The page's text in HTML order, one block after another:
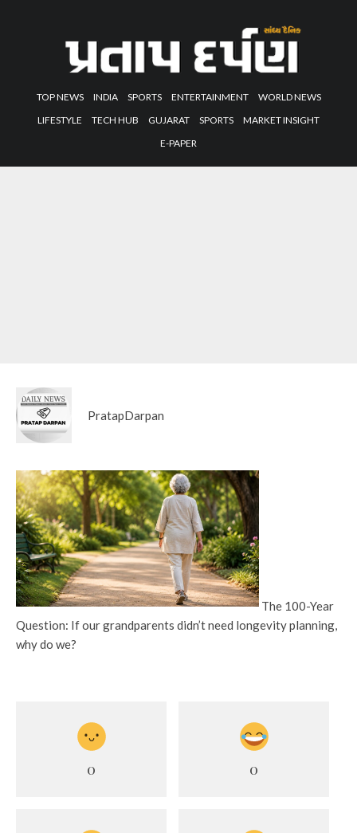
TOP NEWS INDIA SPORTS ENTERTAINMENT
WORLD NEWS
LIFESTYLE
TECH HUB GUJARAT SPORTS
MARKET INSIGHT
E-PAPER
PratapDarpan
The 100-Year
Question: If our grandparents didn’t need longevity planning,
why do we?
0 0